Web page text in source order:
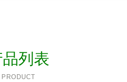
品列表
PRODUCT